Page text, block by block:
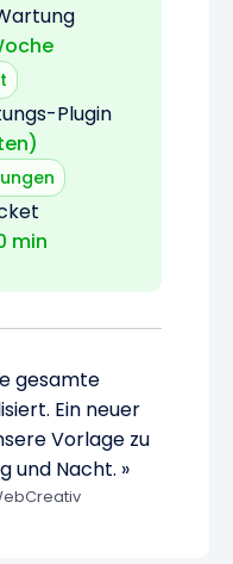
Plugin
min
gesamte
Ein neuer
Vorlage zu
und Nacht. »